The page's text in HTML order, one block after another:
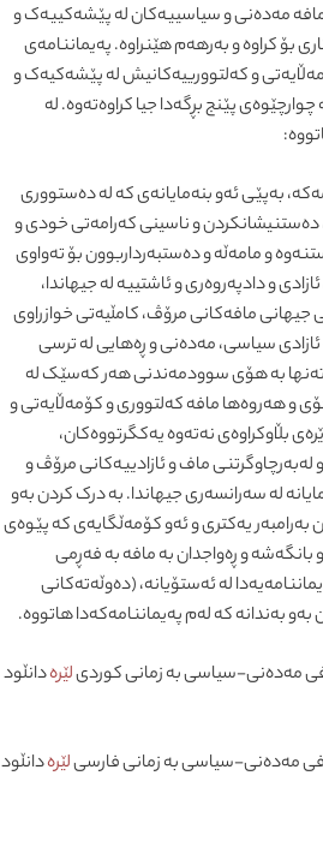
مەدەنی و سیاسییەکان لە پێشەکییەک و
٦ بەشدا ڕێککاری بۆ کراوە و بەرهەم هێنراوە. پەیماننامەی
و کەلتوورییەکانیش لە پێشەکیەک و
پێنج بڕگەدا جیا کراوەتەوە. لە
بەپێی ئەو بنەمایانەی کە لە دەستووری
دەستنیشانکردن و ناسینی کەرامەتی خودی و
و مامەڵە و دەستبەرداربوون بۆ تەواوی
و دادپەروەری و ئاشتییە لە جیهاندا،
جیهانی مافەکانی مرۆڤ، کامڵیەتی خوازراوی
سیاسی، مەدەنی و ڕەهایی لە ترسی
بە هۆی سوودمەندنی هەر کەسێک لە
و هەروەها مافە کەلتووری و کۆمەڵایەتی و
بڵاوکراوەی نەتەوە یەکگرتووەکان،
لەبەرچاوگرتنی ماف و ئازادییەکانی مرۆڤ و
لە سەرانسەری جیهاندا. بە درک کردن بەو
بەرامبەر یەکتری و ئەو کۆمەڵگایەی کە پێوەی
و بانگەشە و ڕەواجدان بە مافە بە فەڕمی
لە ئەستۆیانە، (دەوڵەتەکانی
بەو بەندانە کە لەم پەیماننامەکەدا هاتووە.
مەدەنی-سیاسی بە زمانی کوردیلێرەدانڵود
مەدەنی-سیاسی بە زمانی فارسیلێرەدانڵود